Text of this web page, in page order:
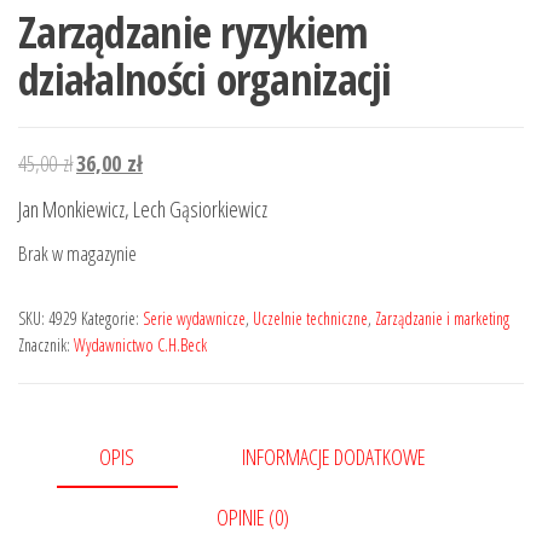
Zarządzanie ryzykiem
działalności organizacji
45,00złPierwotna
cena
wynosiła:
45,00 zł.
36,00 złAktualna
cena
wynosi:
Jan Monkiewicz, Lech Gąsiorkiewicz
Brak w magazynie
SKU: 4929 Kategorie: Serie wydawnicze, Uczelnie techniczne, Zarządzanie i marketing
Znacznik: Wydawnictwo C.H.Beck
OPIS INFORMACJE DODATKOWE
OPINIE (0)